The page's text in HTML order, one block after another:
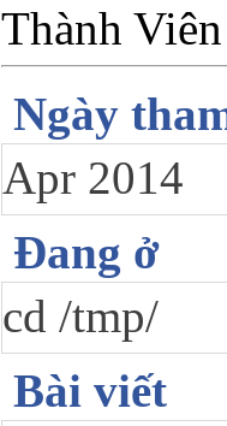
Thành Viên
Ngày
Apr 2014
Đang ở
cd /tmp/
Bài viết